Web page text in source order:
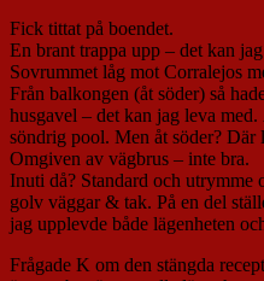
Fick tittat på boendet.
En brant trappa upp – det kan
Sovrummet låg mot Corralejos
Från balkongen (åt söder) så
husgavel – det kan jag leva
söndrig pool. Men åt söder? Där
Omgiven av vägbrus – inte bra.
Inuti då? Standard och utrymme
golv väggar & tak. På en del
jag upplevde både lägenheten
Frågade K om den stängda